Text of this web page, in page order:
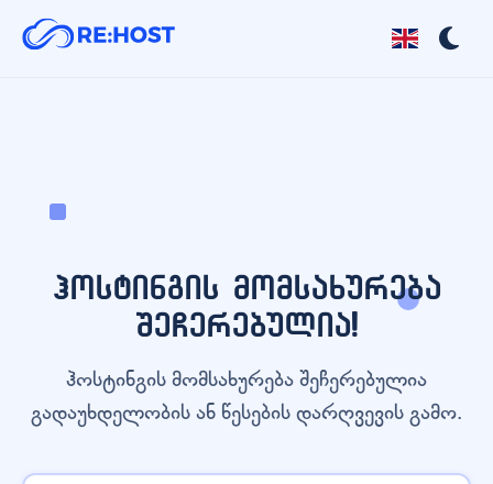
ჰოსტინგის მომსახურება
შეჩერებულია!
ჰოსტინგის მომსახურება შეჩერებულია
გადაუხდელობის ან წესების დარღვევის გამო.